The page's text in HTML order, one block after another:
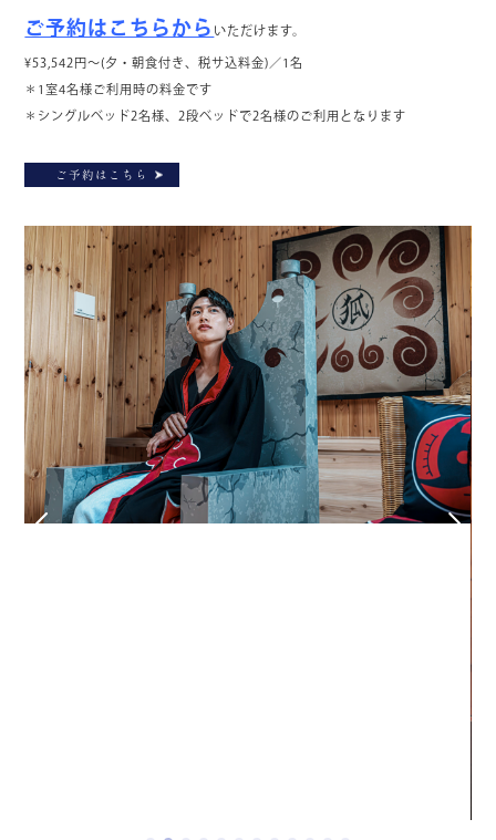
ご予約はこちらから いただけます。
¥53,542円～(夕・朝食付き、税サ込料金)／1名
＊1室4名様ご利用時の料金です
＊シングルベッド2名様、2段ベッドで2名様のご利用となります
ご予約はこちら